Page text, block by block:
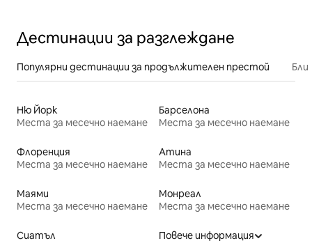
Дестинации за разглеждане
Популярни дестинации за продължителен престой
Ню Йорк
Места за месечно наемане
Барселона
Места за месечно наемане
Флоренция
Места за месечно наемане
Атина
Места за месечно наемане
Маями
Места за месечно наемане
Монреал
Места за месечно наемане
Сиатъл
Повече информация